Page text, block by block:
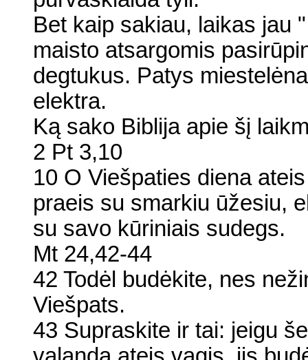
Bet kaip sakiau, laikas jau
maisto atsargomis
degtukus. Patys
elektra.
Ką sako Biblija apie šį
2 Pt 3,10
10 O Viešpaties diena
praeis su smarkiu ūžesiu,
su savo kūriniais sudegs.
Mt 24,42-44
42 Todėl budėkite, nes
Viešpats.
43 Supraskite ir tai: jeigu